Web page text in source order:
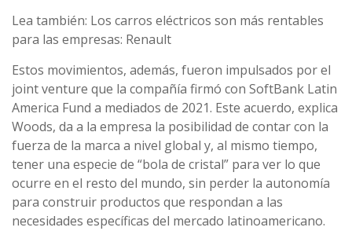
Lea también: Los carros eléctricos son más rentables
para las empresas: Renault
Estos movimientos, además, fueron impulsados por el
joint venture que la compañía firmó con SoftBank Latin
America Fund a mediados de 2021. Este acuerdo, explica
Woods, da a la empresa la posibilidad de contar con la
fuerza de la marca a nivel global y, al mismo tiempo,
tener una especie de “bola de cristal” para ver lo que
ocurre en el resto del mundo, sin perder la autonomía
para construir productos que respondan a las
necesidades específicas del mercado latinoamericano.